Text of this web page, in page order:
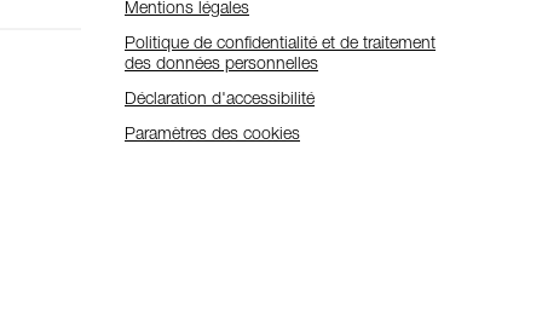
Mentions légales
Politique de confidentialité et de traitement
des données personnelles
Déclaration d'accessibilité
Paramètres des cookies